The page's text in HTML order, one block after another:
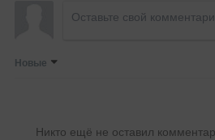
Новые
Никто ещё не оставил